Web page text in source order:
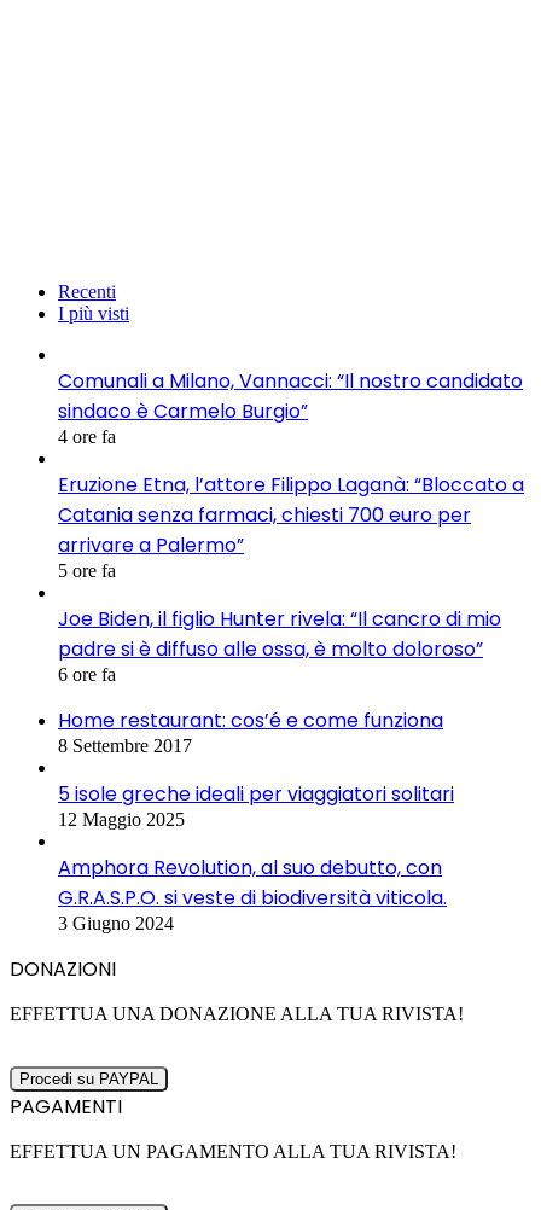
Recenti
I più visti
Comunali a Milano, Vannacci: “Il nostro candidato
sindaco è Carmelo Burgio”
4 ore fa
Eruzione Etna, l’attore Filippo Laganà: “Bloccato a
Catania senza farmaci, chiesti 700 euro per
arrivare a Palermo”
5 ore fa
Joe Biden, il figlio Hunter rivela: “Il cancro di mio
padre si è diffuso alle ossa, è molto doloroso”
6 ore fa
Home restaurant: cos’é e come funziona
8 Settembre 2017
5 isole greche ideali per viaggiatori solitari
12 Maggio 2025
Amphora Revolution, al suo debutto, con
G.R.A.S.P.O. si veste di biodiversità viticola.
3 Giugno 2024
DONAZIONI
EFFETTUA UNA DONAZIONE ALLA TUA RIVISTA!
PAGAMENTI
EFFETTUA UN PAGAMENTO ALLA TUA RIVISTA!